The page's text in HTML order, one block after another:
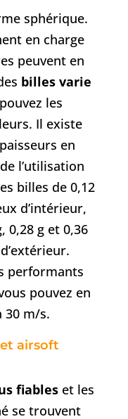
sphérique.
en charge
peuvent en
billes varie
les
Il existe
en
l’utilisation
billes de 0,12
d’intérieur,
0,28 g et 0,36
performants
pouvez en
30 m/s.
airsoft
fiableset les
se trouvent